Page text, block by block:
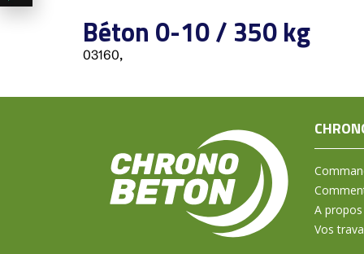
Béton 0-10 / 350 kg
03160,
A propos
Vos